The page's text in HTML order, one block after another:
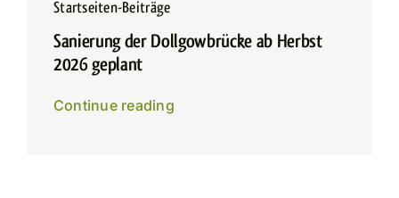
Startseiten-Beiträge
Sanierung der Dollgowbrücke ab Herbst
2026 geplant
Continue reading